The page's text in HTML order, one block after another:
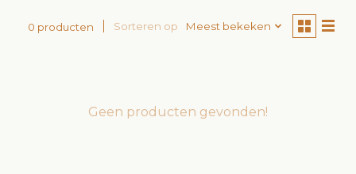
0 producten Sorteren op Meest bekeken
Geen producten gevonden!